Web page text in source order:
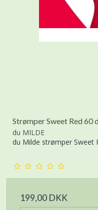
Strømper Sweet Red 60
du MILDE
du Milde strømper Sweet
199,00 DKK